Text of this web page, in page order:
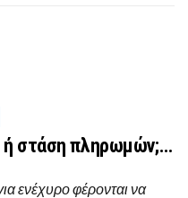
ή στάση πληρωμών;…
ενέχυρο φέρονται να